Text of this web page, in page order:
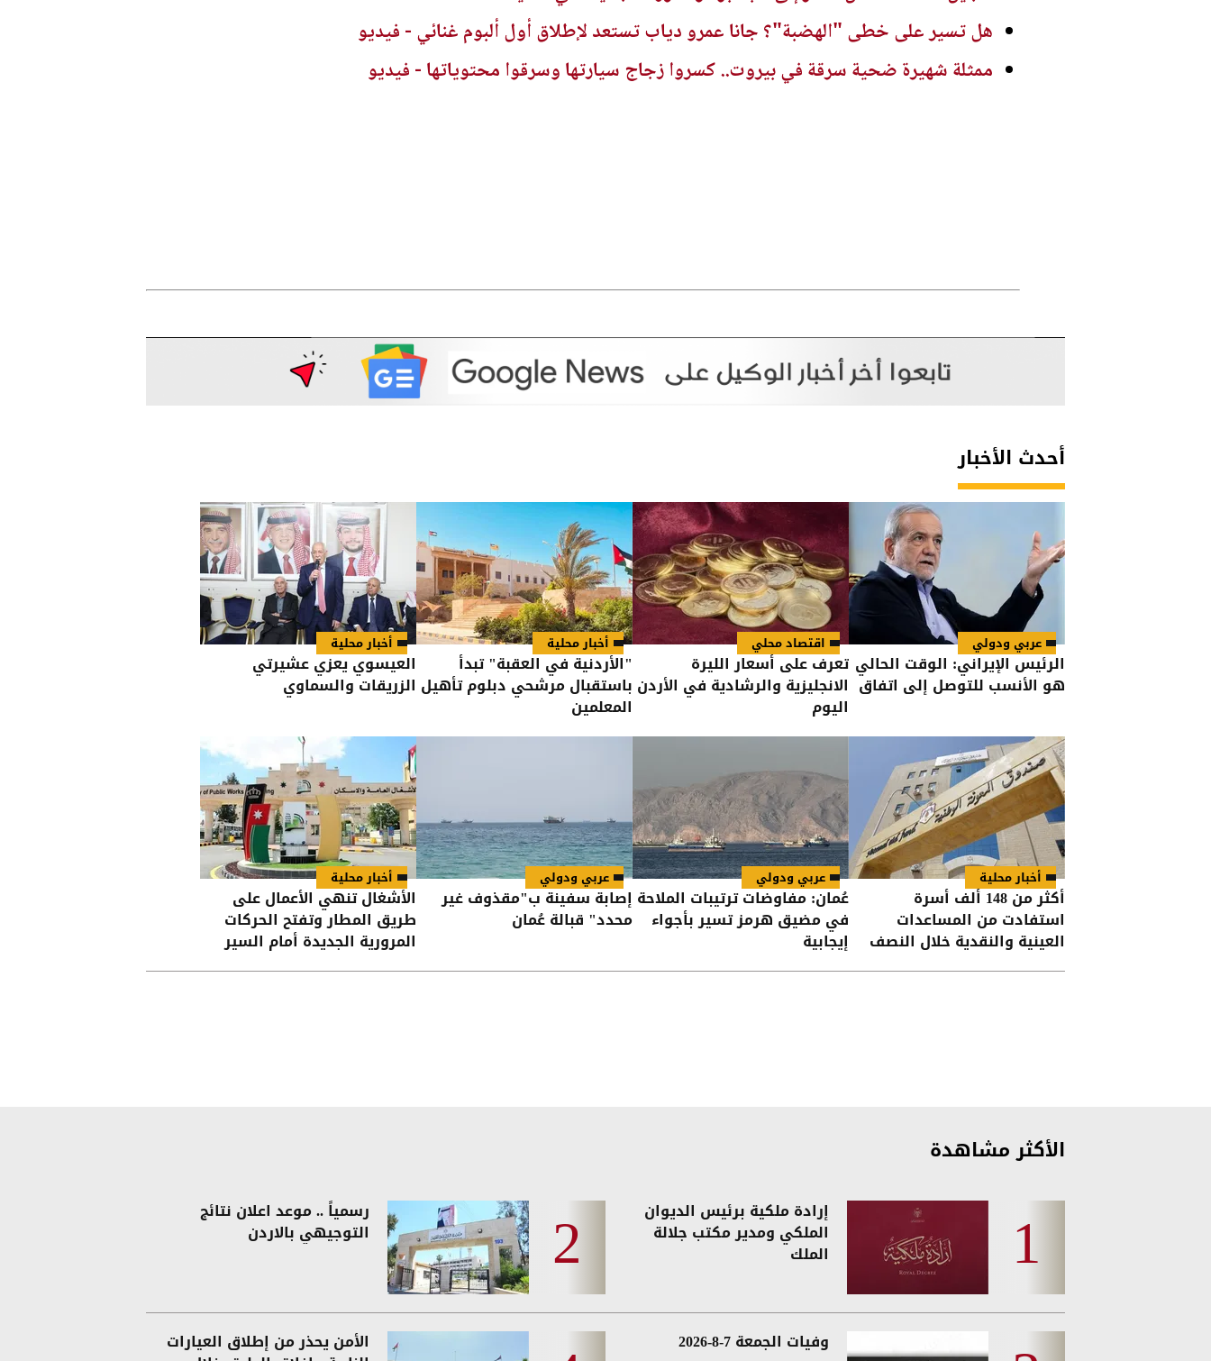
هل تسير على خطى "الهضبة"؟ جانا عمرو دياب تستعد لإطلاق أول ألبوم غنائي - فيديو
ممثلة شهيرة ضحية سرقة في بيروت.. كسروا زجاج سيارتها وسرقوا محتوياتها - فيديو
أحدث الأخبار
عربي ودولي
الرئيس الإيراني: الوقت الحالي
هو الأنسب للتوصل إلى اتفاق
اقتصاد محلي
تعرف على أسعار الليرة
الانجليزية والرشادية في الأردن
اليوم
أخبار محلية
"الأردنية في العقبة" تبدأ
باستقبال مرشحي دبلوم تأهيل
المعلمين
أخبار محلية
العيسوي يعزي عشيرتي
الزريقات والسماوي
أخبار محلية
أكثر من 148 ألف أسرة
استفادت من المساعدات
العينية والنقدية خلال النصف
عربي ودولي
عُمان: مفاوضات ترتيبات الملاحة
في مضيق هرمز تسير بأجواء
إيجابية
عربي ودولي
إصابة سفينة ب"مقذوف غير
محدد" قبالة عُمان
أخبار محلية
الأشغال تنهي الأعمال على
طريق المطار وتفتح الحركات
المرورية الجديدة أمام السير
الأكثر مشاهدة
إرادة ملكية برئيس الديوان
الملكي ومدير مكتب جلالة
الملك
رسمياً .. موعد اعلان نتائج
التوجيهي بالاردن
وفيات الجمعة 7-8-2026 الأمن يحذر من إطلاق العيارات